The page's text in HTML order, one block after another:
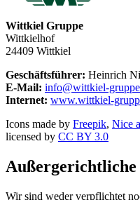
Wittkiel Gruppe
Wittkielhof
24409 Wittkiel
Geschäftsführer: Heinrich
E-Mail: info@wittkiel-
Internet: www.wittkiel-
Icons made by Freepik, Nice
licensed by CC BY 3.0
Wir sind weder verpflichtet